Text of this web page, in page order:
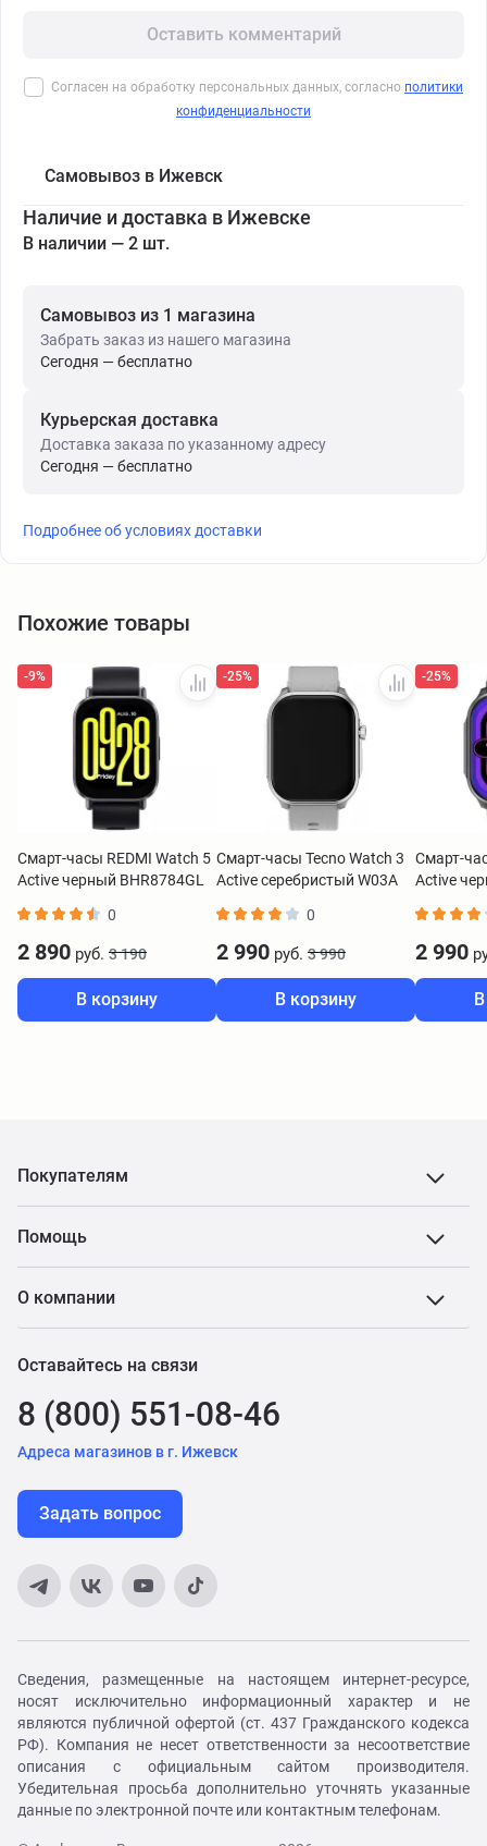
Оставить комментарий
Согласен на обработку персональных данных, согласно политики
конфиденциальности
Самовывоз в Ижевск
Наличие и доставка в Ижевске
В наличии — 2 шт.
Самовывоз из 1 магазина
Забрать заказ из нашего магазина
Сегодня — бесплатно
Курьерская доставка
Доставка заказа по указанному адресу
Сегодня — бесплатно
Подробнее об условиях доставки
Похожие товары
-9%
Смарт-часы REDMI Watch 5
Active черный BHR8784GL
0
2 890 руб. 3 190
В корзину
-25%
Смарт-часы Tecno Watch 3
Active серебристый W03A
0
2 990 руб. 3 990
В корзину
-25%
Смарт-
Active
2 990
Покупателям
Помощь
О компании
Оставайтесь на связи
8 (800) 551-08-46
Адреса магазинов в г. Ижевск
Задать вопрос
Сведения, размещенные на настоящем интернет-ресурсе,
носят исключительно информационный характер и не
являются публичной офертой (ст. 437 Гражданского кодекса
РФ). Компания не несет ответственности за несоответствие
описания с официальным сайтом производителя.
Убедительная просьба дополнительно уточнять указанные
данные по электронной почте или контактным телефонам.